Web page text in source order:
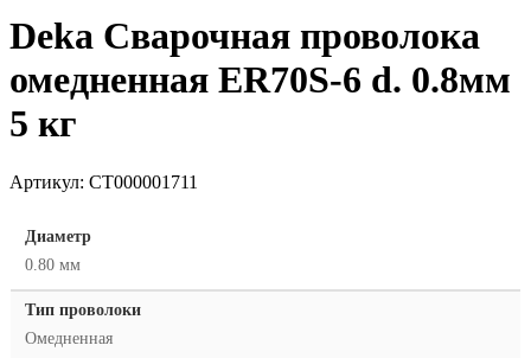
Deka Сварочная проволока
омедненная ER70S-6 d. 0.8мм
5 кг
Артикул: СТ000001711
Диаметр
0.80 мм
Тип проволоки
Омедненная